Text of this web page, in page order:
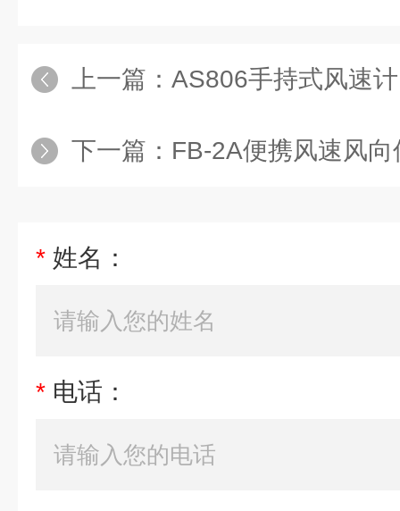
上一篇： AS806手持式风速计
下一篇： FB-2A便携风速风向
* 姓名：
* 电话：